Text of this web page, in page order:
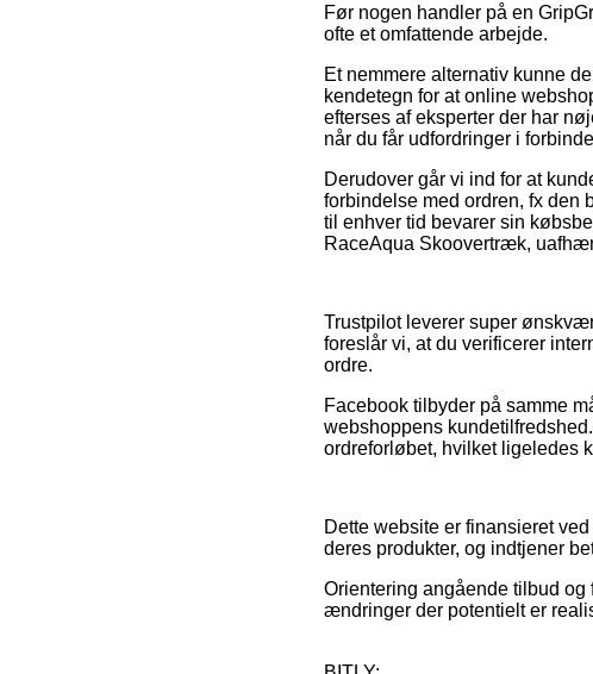
Før nogen handler på en
ofte et omfattende arbejde.
Et nemmere alternativ kunne
kendetegn for at online
efterses af eksperter der har
når du får udfordringer i
Derudover går vi ind for at
forbindelse med ordren, fx den
til enhver tid bevarer sin
RaceAqua Skoovertræk,
Trustpilot leverer super
foreslår vi, at du verificerer
ordre.
Facebook tilbyder på samme
webshoppens
ordreforløbet, hvilket ligeledes
Dette website er finansieret
deres produkter, og indtjener
Orientering angående tilbud og
ændringer der potentielt er